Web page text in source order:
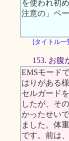
を使われ初
注意の」ペ
[タイトル一
153. お腹
EMSモード
はりがある
セルガード
したが、そ
かったせい
ました。体
です。前は